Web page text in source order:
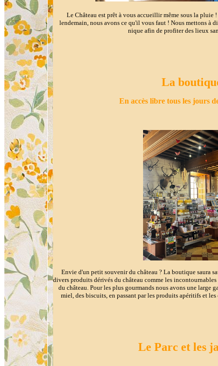
Le Château est prêt à vous accueillir même sous la pluie
lendemain, nous avons ce qu'il vous faut ! Nous mettons à
nique afin de profiter des lieux
La
En accès libre tous les jours
Envie d'un petit souvenir du château ? La boutique saura
divers produits dérivés du château comme les incontournables
du château. Pour les plus gourmands nous avons une large
miel, des biscuits, en passant par les produits apéritifs et
Le Parc et les